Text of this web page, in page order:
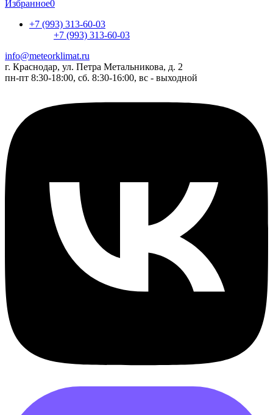
Избранное0
+7 (993) 313-60-03
+7 (993) 313-60-03
info@meteorklimat.ru
г. Краснодар, ул. Петра Метальникова, д. 2
пн-пт 8:30-18:00, сб. 8:30-16:00, вс - выходной